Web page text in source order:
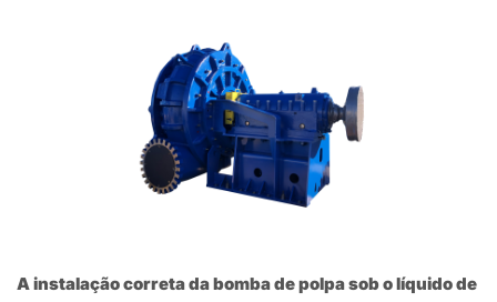
A instalação correta da bomba de polpa sob o líquido de